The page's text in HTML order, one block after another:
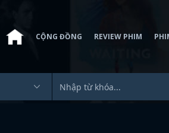
CỘNG ĐỒNG REVIEW PHIM